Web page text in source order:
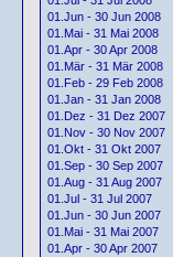
01.Jun - 30 Jun 2008
01.Mai - 31 Mai 2008
01.Apr - 30 Apr 2008
01.Mär - 31 Mär 2008
01.Feb - 29 Feb 2008
01.Jan - 31 Jan 2008
01.Dez - 31 Dez 2007
01.Nov - 30 Nov 2007
01.Okt - 31 Okt 2007
01.Sep - 30 Sep 2007
01.Aug - 31 Aug 2007
01.Jul - 31 Jul 2007
01.Jun - 30 Jun 2007
01.Mai - 31 Mai 2007
01.Apr - 30 Apr 2007